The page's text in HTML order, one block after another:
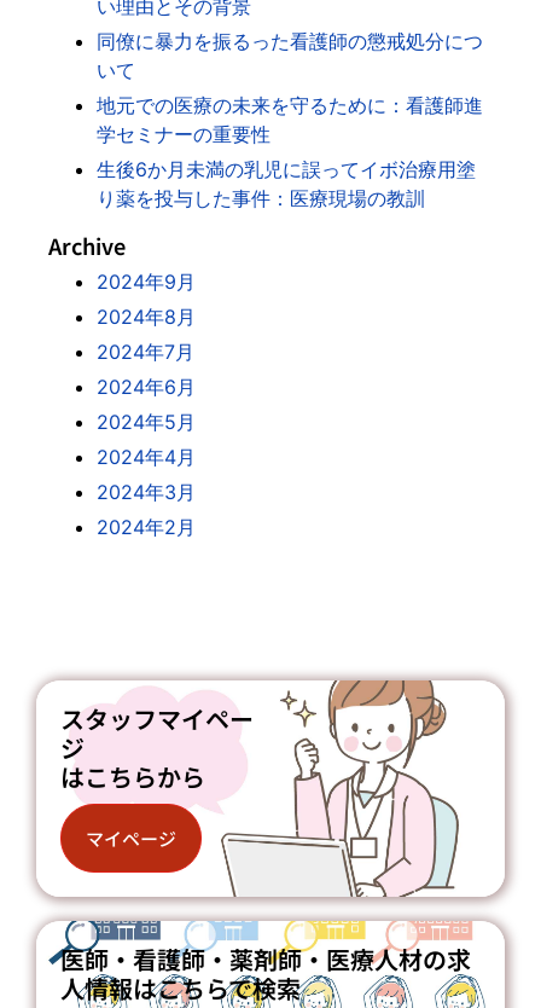
い理由とその背景
同僚に暴力を振るった看護師の懲戒処分につ
いて
地元での医療の未来を守るために：看護師進
学セミナーの重要性
生後6か月未満の乳児に誤ってイボ治療用塗
り薬を投与した事件：医療現場の教訓
Archive
2024年9月
2024年8月
2024年7月
2024年6月
2024年5月
2024年4月
2024年3月
2024年2月
スタッフマイペー
ジ
はこちらから
マイページ
医師・看護師・薬剤師・医療人材の求
人情報はこちらで検索